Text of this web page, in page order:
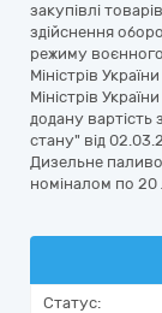
закупівлі
здійснення
режиму
Міністрів
Міністрів
додану
стану" від
Дизельне
номіналом по 20
Статус: